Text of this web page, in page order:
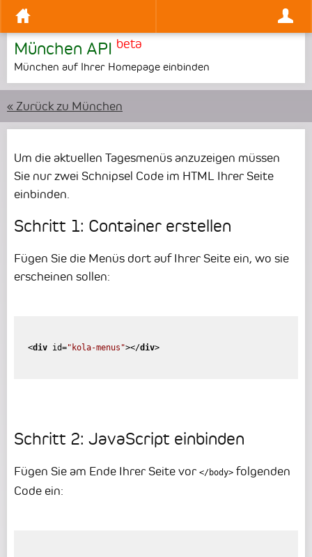
München API beta
München auf Ihrer Homepage einbinden
« Zurück zu München
Um die aktuellen Tagesmenüs anzuzeigen müssen
Sie nur zwei Schnipsel Code im HTML Ihrer Seite
einbinden.
Schritt 1: Container erstellen
Fügen Sie die Menüs dort auf Ihrer Seite ein, wo sie
erscheinen sollen:
<div id="kola-menus"></div>
Schritt 2: JavaScript einbinden
Fügen Sie am Ende Ihrer Seite vor </body> folgenden
Code ein: